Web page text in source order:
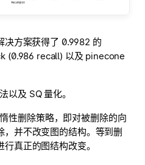
方案获得了 0.9982 的
(0.986 recall) 以及 pinecone
以及 SQ 量化。
性删除策略，即对被删除的向
并不改变图的结构。等到删
真正的图结构改变。